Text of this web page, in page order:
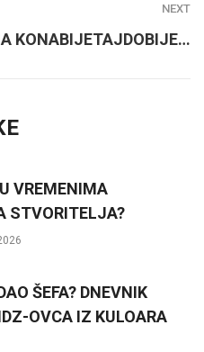
NEXT
KONABIJETAJDOBIJE…
VREMENIMA
STVORITELJA?
ŠEFA? DNEVNIK
OVCA IZ KULOARA